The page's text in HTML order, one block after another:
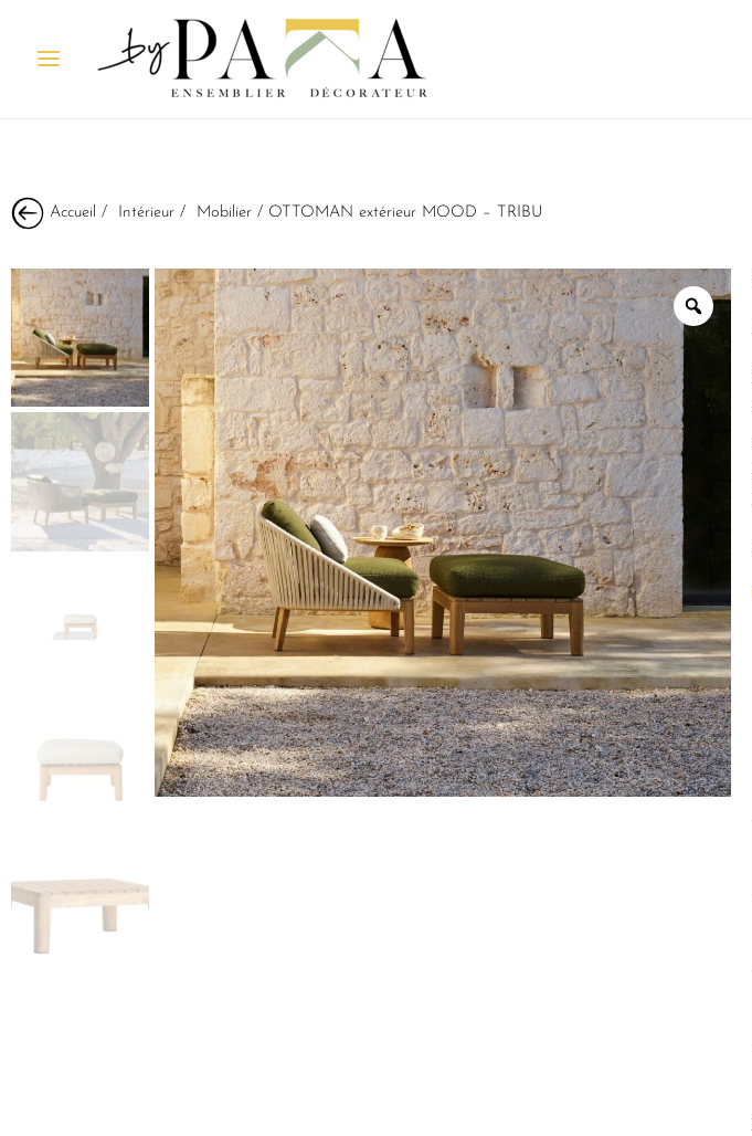
Accueil / Intérieur / Mobilier / OTTOMAN extérieur MOOD – TRIBU